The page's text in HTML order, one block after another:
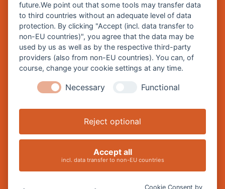
Burghausen in leichter Sprache
So funktioniert burghausen.de
Inhalte von burghausen.de
Datenschutz
Barrierefreiheitserklärung
Cookie-Einstellungen ändern
future.We point out that some tools may transfer data
to third countries without an adequate level of data
protection. By clicking "Accept (incl. data transfer to
non-EU countries)", you agree that the data may be
used by us as well as by the respective third-party
providers (also from non-EU countries). You can, of
course, change your cookie settings at any time.
Necessary Functional
Reject optional
Accept all
incl. data transfer to non-EU countries
Cookie Consent by